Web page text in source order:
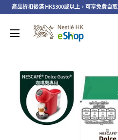
產品折扣後滿 HK$300或以上，可享免費自